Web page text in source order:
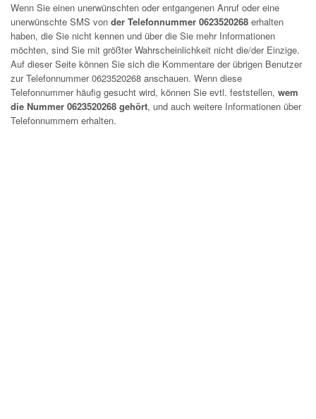
Wenn Sie einen unerwünschten oder entgangenen Anruf oder eine
unerwünschte SMS von der Telefonnummer 0623520268 erhalten
haben, die Sie nicht kennen und über die Sie mehr Informationen
möchten, sind Sie mit größter Wahrscheinlichkeit nicht die/der Einzige.
Auf dieser Seite können Sie sich die Kommentare der übrigen Benutzer
zur Telefonnummer0623520268 anschauen. Wenn diese
Telefonnummer häufig gesucht wird, können Sie evtl. feststellen, wem
die Nummer 0623520268 gehört, und auch weitere Informationen über
Telefonnummern erhalten.